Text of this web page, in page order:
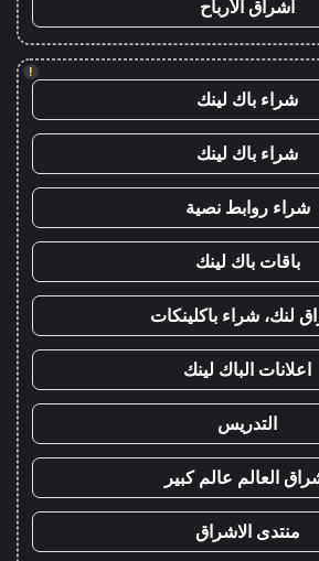
اشراق الأرباح
!
شراء باك لينك
شراء باك لينك
شراء روابط نصية
باقات باك لينك
لنك، شراء باكلينكات
اعلانات الباك لينك
التدريس
العالم عالم كبير
منتدى الاشراق